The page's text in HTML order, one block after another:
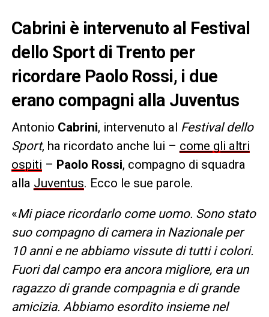
Cabrini è intervenuto al Festival
dello Sport di Trento per
ricordare Paolo Rossi, i due
erano compagni alla Juventus
Antonio Cabrini, intervenuto al Festival dello
Sport, ha ricordato anche lui – come gli altri
ospiti – Paolo Rossi, compagno di squadra
alla Juventus. Ecco le sue parole.
«Mi piace ricordarlo come uomo. Sono stato
suo compagno di camera in Nazionale per
10 anni e ne abbiamo vissute di tutti i colori.
Fuori dal campo era ancora migliore, era un
ragazzo di grande compagnia e di grande
amicizia. Abbiamo esordito insieme nel